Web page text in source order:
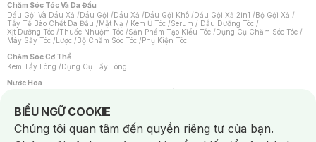
Chăm Sóc Tóc Và Da Đầu
Dầu Gội Và Dầu Xả /Dầu Gội /Dầu Xả /Dầu Gội Khô /Dầu Gội Xả 2in1 /Bộ Gội Xả /
Tẩy Tế Bào Chết Da Đầu /Mặt Nạ / Kem Ủ Tóc /Serum / Dầu Dưỡng Tóc /
Xịt Dưỡng Tóc /Thuốc Nhuộm Tóc /Sản Phẩm Tạo Kiểu Tóc /Dụng Cụ Chăm Sóc Tóc /
Máy Sấy Tóc /Lược /Bộ Chăm Sóc Tóc /Phụ Kiện Tóc
Chăm Sóc Cơ Thể
Kem Tẩy Lông /Dụng Cụ Tẩy Lông
Nước Hoa
Nước Hoa Nữ
Chăm Sóc Cá Nhân
Chống Muỗi /Khẩu Trang /Máy Massage/Mặt Nạ Xông Hơi /Nước Rửa Tay/
Sản Phẩm Chăm Sóc Khác /Bàn Chải Đánh Răng /Bàn Chải Điện/
BIỂU NGỮ COOKIE
Notice about cookies usage
Chúng tôi quan tâm đến quyền riêng tư của bạn.